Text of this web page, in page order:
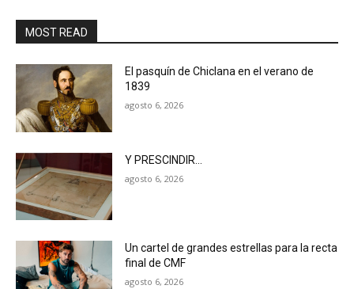
MOST READ
El pasquín de Chiclana en el verano de
1839
agosto 6, 2026
Y PRESCINDIR…
agosto 6, 2026
Un cartel de grandes estrellas para la recta
final de CMF
agosto 6, 2026